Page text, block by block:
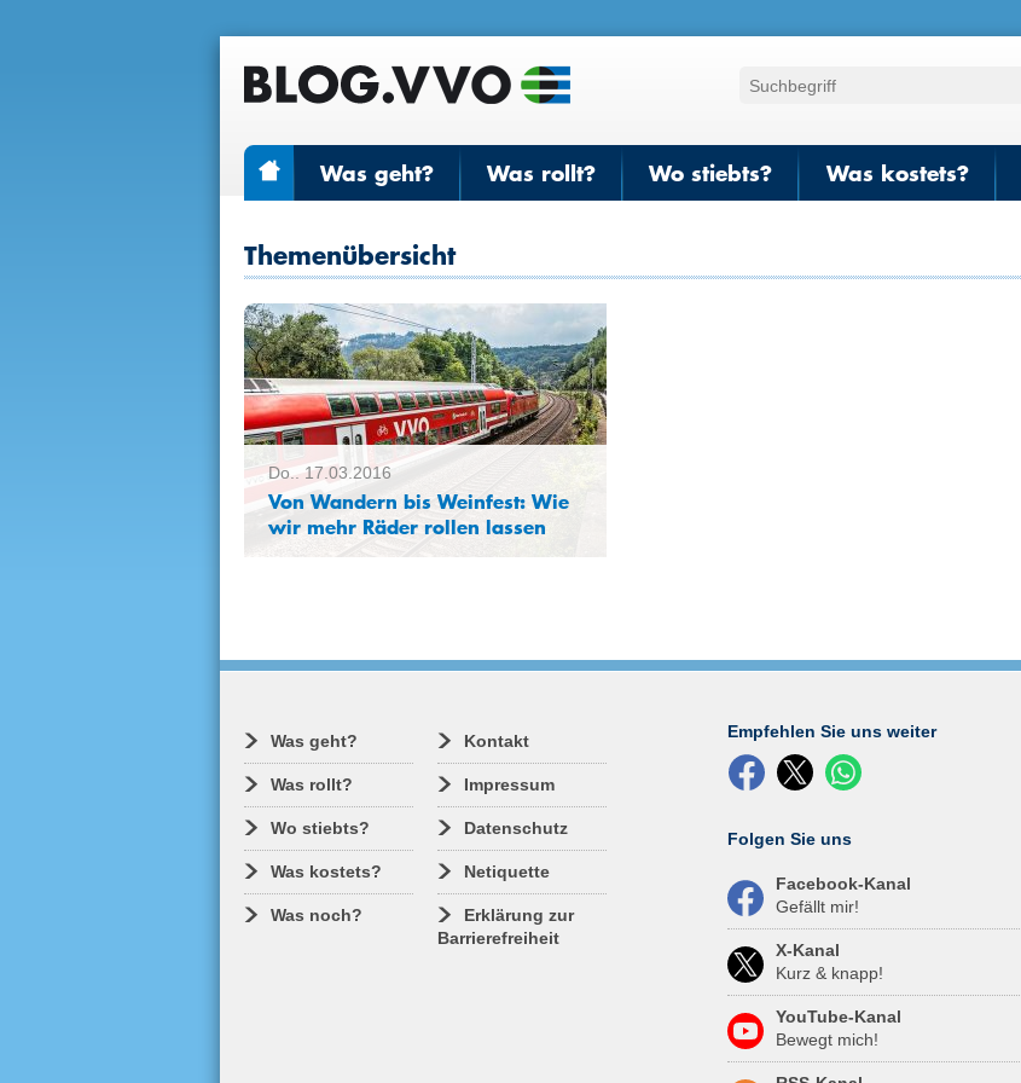
Was geht? Was rollt? Wo stiebts? Was kostets?
Themenübersicht
Do.. 17.03.2016
Von Wandern bis Weinfest: Wie
wir mehr Räder rollen lassen
Grüne. Dazu noch ein paar Familien,
Was geht?
Was rollt?
Wo stiebts?
Was kostets?
Was noch?
Kontakt
Impressum
Datenschutz
Netiquette
Erklärung zur
Barrierefreiheit
Empfehlen Sie uns weiter
Folgen Sie uns
Facebook-Kanal
Gefällt mir!
X-Kanal
Kurz & knapp!
YouTube-Kanal
Bewegt mich!